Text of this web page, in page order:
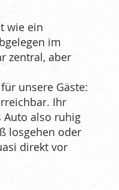
wie ein
im
zentral, aber
unsere Gäste:
Ihr
Auto also ruhig
losgehen oder
direkt vor